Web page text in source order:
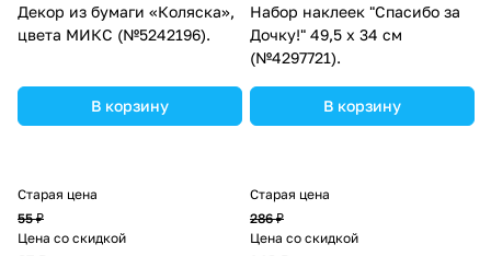
Декор из бумаги «Коляска»,
цвета МИКС (№5242196).
В корзину
Набор наклеек "Спасибо за
Дочку!" 49,5 х 34 см
(№4297721).
В корзину
Старая цена
55 ₽
Цена со скидкой
Старая цена
286 ₽
Цена со скидкой